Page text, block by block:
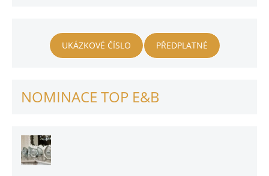
UKÁZKOVÉ ČÍSLO PŘEDPLATNÉ
NOMINACE TOP E&B